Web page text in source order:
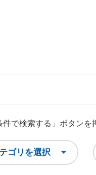
件で検索する」ボタンを
ゴリを選択